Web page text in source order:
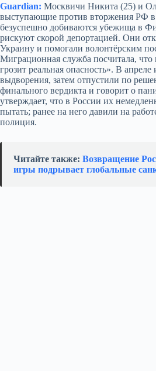
Guardian: Москвичи Никита (25) и
выступающие против вторжения РФ в
безуспешно добиваются убежища в
рискуют скорой депортацией. Они
Украину и помогали волонтёрским
Миграционная служба посчитала,
грозит реальная опасность». В апреле
выдворения, затем отпустили по
финального вердикта и говорит о
утверждает, что в России их
пытать; ранее на него давили на
полиция.
Читайте также: Возвращение
игры подрывает глобальные